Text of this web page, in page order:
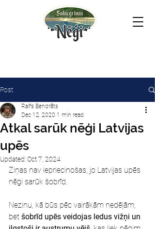
Post
Atkal sarūk nēģi Latvijas
upēs
Ralfs Bendrāts
Dec 12, 2020 1 min read
Updated: Oct 7, 2024
Ziņas nav iepriecinošas, jo Latvijas upēs
nēģi sarūk šobrīd.
Nezinu, kā būs pēc vairākām nedēļām,
bet šobrīd upēs veidojas ledus vižņi un